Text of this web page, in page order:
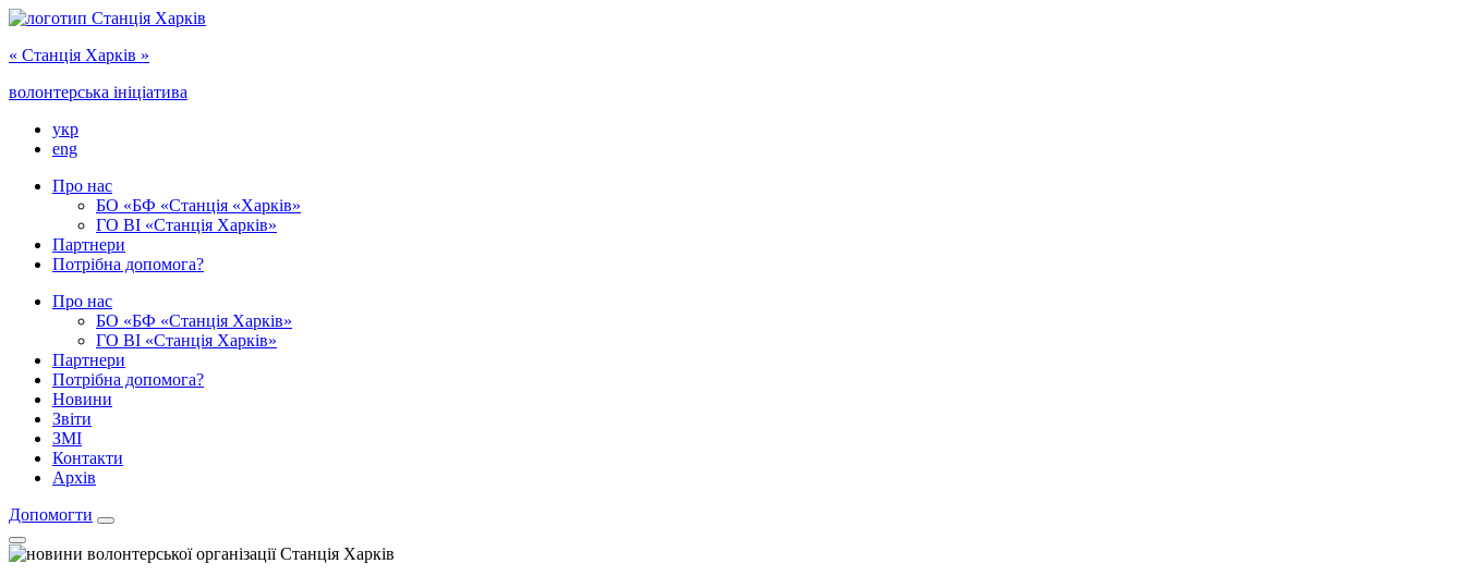
« Cтанція Харків »
волонтерська ініціатива
укр
eng
Про нас
БО «БФ «Станція «Харків»
ГО ‎ВІ «‎Станція Харків»
Партнери
Потрібна допомога?
Про нас
БО ‎«БФ «Станція Харків»
ГО ВІ «Станція Харків»
Партнери
Потрібна допомога?
Новини
Звіти
ЗМІ
Контакти
Архів
Допомогти